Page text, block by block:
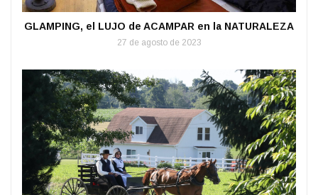
GLAMPING, el LUJO de ACAMPAR en la NATURALEZA
27 de agosto de 2023